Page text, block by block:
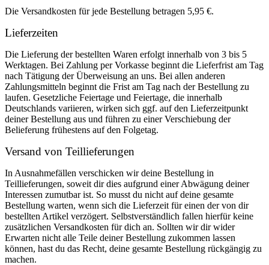
Die Versandkosten für jede Bestellung betragen 5,95 €.
Lieferzeiten
Die Lieferung der bestellten Waren erfolgt innerhalb von 3 bis 5
Werktagen. Bei Zahlung per Vorkasse beginnt die Lieferfrist am Tag
nach Tätigung der Überweisung an uns. Bei allen anderen
Zahlungsmitteln beginnt die Frist am Tag nach der Bestellung zu
laufen. Gesetzliche Feiertage und Feiertage, die innerhalb
Deutschlands variieren, wirken sich ggf. auf den Lieferzeitpunkt
deiner Bestellung aus und führen zu einer Verschiebung der
Belieferung frühestens auf den Folgetag.
Versand von Teillieferungen
In Ausnahmefällen verschicken wir deine Bestellung in
Teillieferungen, soweit dir dies aufgrund einer Abwägung deiner
Interessen zumutbar ist. So musst du nicht auf deine gesamte
Bestellung warten, wenn sich die Lieferzeit für einen der von dir
bestellten Artikel verzögert. Selbstverständlich fallen hierfür keine
zusätzlichen Versandkosten für dich an. Sollten wir dir wider
Erwarten nicht alle Teile deiner Bestellung zukommen lassen
können, hast du das Recht, deine gesamte Bestellung rückgängig zu
machen.